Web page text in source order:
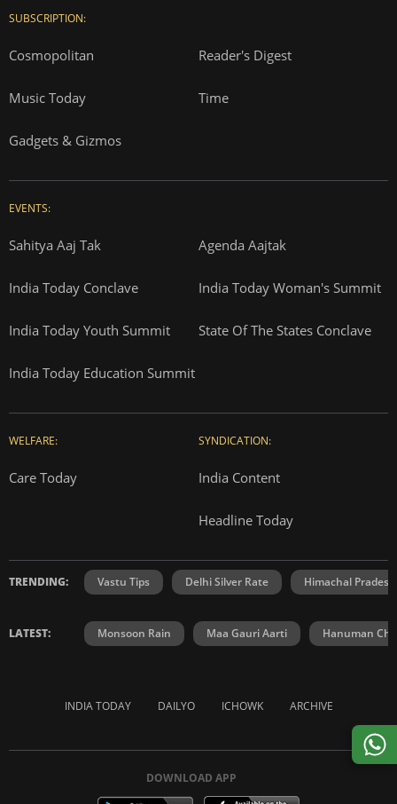
SUBSCRIPTION:
Cosmopolitan Reader's Digest
Music Today Time
Gadgets & Gizmos
EVENTS:
Sahitya Aaj Tak Agenda Aajtak
India Today Conclave India Today Woman's Summit
India Today Youth Summit State Of The States Conclave
India Today Education Summit
WELFARE:
Care Today
SYNDICATION:
India Content
Headline Today
TRENDING: Vastu Tips Delhi Silver Rate Himachal
LATEST: Monsoon Rain Maa Gauri Aarti Hanuman
INDIA TODAY DAILYO ICHOWK ARCHIVE
DOWNLOAD APP